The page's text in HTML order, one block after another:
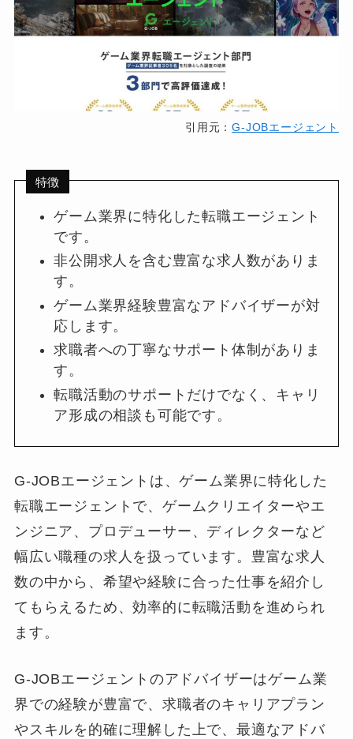
引用元：G-JOBエージェント
特徴
ゲーム業界に特化した転職エージェント
です。
非公開求人を含む豊富な求人数がありま
す。
ゲーム業界経験豊富なアドバイザーが対
応します。
求職者への丁寧なサポート体制がありま
す。
転職活動のサポートだけでなく、キャリ
ア形成の相談も可能です。
G-JOBエージェントは、ゲーム業界に特化した
転職エージェントで、ゲームクリエイターやエ
ンジニア、プロデューサー、ディレクターなど
幅広い職種の求人を扱っています。豊富な求人
数の中から、希望や経験に合った仕事を紹介し
てもらえるため、効率的に転職活動を進められ
ます。
G-JOBエージェントのアドバイザーはゲーム業
界での経験が豊富で、求職者のキャリアプラン
やスキルを的確に理解した上で、最適なアドバ